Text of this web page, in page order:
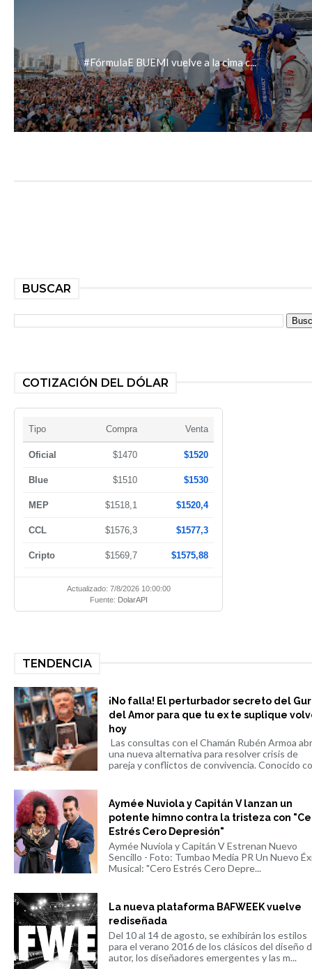
#FórmulaE BUEMI vuelve a la cima c...
BUSCAR
COTIZACIÓN DEL DÓLAR
Tipo Compra Venta
Oficial $1470 $1520
Blue $1510 $1530
MEP $1518,1 $1520,4
CCL $1576,3 $1577,3
Cripto $1569,7 $1575,88
Actualizado: 7/8/2026 10:00:00
Fuente: DolarAPI
TENDENCIA
¡No falla! El perturbador secreto del
del Amor para que tu ex te suplique
hoy
Las consultas con el Chamán Rubén Armoa
una nueva alternativa para resolver crisis de
pareja y conflictos de convivencia. Conocido
Aymée Nuviola y Capitán V lanzan un
potente himno contra la tristeza con
Estrés Cero Depresión"
Aymée Nuviola y Capitán V Estrenan Nuevo
Sencillo - Foto: Tumbao Media PR Un Nuevo
Musical: "Cero Estrés Cero Depre...
La nueva plataforma BAFWEEK vuelve
rediseñada
Del 10 al 14 de agosto, se exhibirán los estilos
para el verano 2016 de los clásicos del diseño
autor, los diseñadores emergentes y las m...